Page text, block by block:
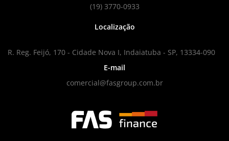
(19) 3770-0933
Localização
R. Reg. Feijó, 170 - Cidade Nova I, Indaiatuba - SP, 13334-090
E-mail
comercial@fasgroup.com.br